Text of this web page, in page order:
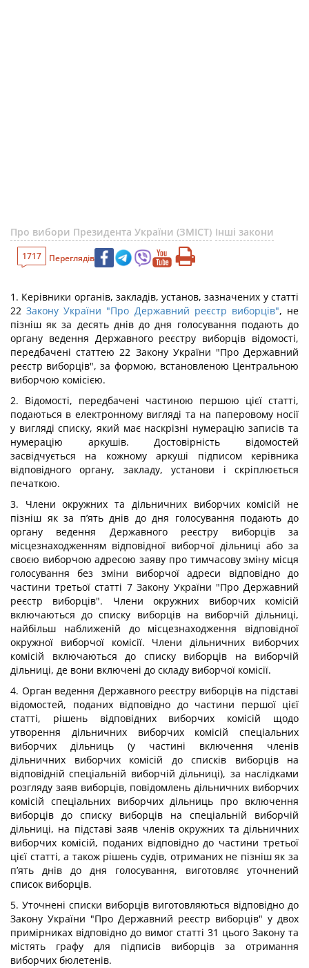
Про вибори Президента України (ЗМІСТ) Інші закони
1717 Переглядів
1. Керівники органів, закладів, установ, зазначених у статті
22Закону України "Про Державний реєстр виборців", не
пізніш як за десять днів до дня голосування подають до
органу ведення Державного реєстру виборців відомості,
передбачені статтею 22 Закону України "Про Державний
реєстр виборців", за формою, встановленою Центральною
виборчою комісією.
2. Відомості, передбачені частиною першою цієї статті,
подаються в електронному вигляді та на паперовому носії
у вигляді списку, який має наскрізні нумерацію записів та
нумерацію аркушів. Достовірність відомостей
засвідчується на кожному аркуші підписом керівника
відповідного органу, закладу, установи і скріплюється
печаткою.
3. Члени окружних та дільничних виборчих комісій не
пізніш як за п’ять днів до дня голосування подають до
органу ведення Державного реєстру виборців за
місцезнаходженням відповідної виборчої дільниці або за
своєю виборчою адресою заяву про тимчасову зміну місця
голосування без зміни виборчої адреси відповідно до
частини третьої статті 7 Закону України "Про Державний
реєстр виборців". Члени окружних виборчих комісій
включаються до списку виборців на виборчій дільниці,
найбільш наближеній до місцезнаходження відповідної
окружної виборчої комісії. Члени дільничних виборчих
комісій включаються до списку виборців на виборчій
дільниці, де вони включені до складу виборчої комісії.
4. Орган ведення Державного реєстру виборців на підставі
відомостей, поданих відповідно до частини першої цієї
статті, рішень відповідних виборчих комісій щодо
утворення дільничних виборчих комісій спеціальних
виборчих дільниць (у частині включення членів
дільничних виборчих комісій до списків виборців на
відповідній спеціальній виборчій дільниці), за наслідками
розгляду заяв виборців, повідомлень дільничних виборчих
комісій спеціальних виборчих дільниць про включення
виборців до списку виборців на спеціальній виборчій
дільниці, на підставі заяв членів окружних та дільничних
виборчих комісій, поданих відповідно до частини третьої
цієї статті, а також рішень судів, отриманих не пізніш як за
п’ять днів до дня голосування, виготовляє уточнений
список виборців.
5. Уточнені списки виборців виготовляються відповідно до
Закону України "Про Державний реєстр виборців" у двох
примірниках відповідно до вимог статті 31 цього Закону та
містять графу для підписів виборців за отримання
виборчих бюлетенів.